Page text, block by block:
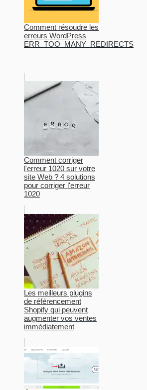
Comment résoudre les
erreurs WordPress
ERR_TOO_MANY_REDIRECTS
Comment corriger
l'erreur 1020 sur votre
site Web ? 4 solutions
pour corriger l'erreur
1020
Les meilleurs plugins
de référencement
Shopify qui peuvent
augmenter vos ventes
immédiatement